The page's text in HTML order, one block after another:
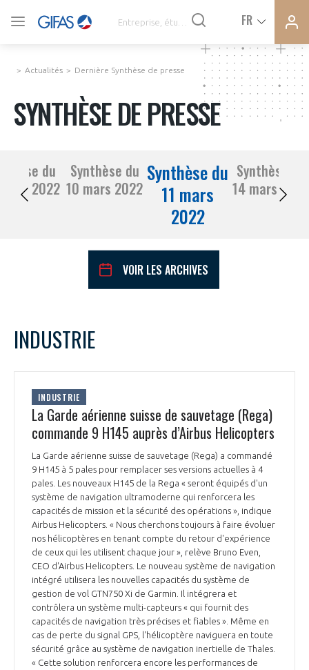
FR
SYNTHÈSE DE PRESSE
COMMUNIQUÉS DE PRESSE
PRÉSENTATION
NOTRE VISION
NOS MISSIONS
NOTRE HISTOIRE
ORGANISATION
LE CONSEIL DU GIFAS
L’ÉQUIPE DU GIFAS
NOS RÉSEAUX À L'INTERNATIONAL
FONCTIONNEMENT
GEADS
COMITÉ AERO PME
STARTAIR
COMMISSIONS ET COMITÉS
ACCOMPAGNEMENT DE NOS ADHÉRENTS
LES PROGRAMMES DU GIFAS
UN ÉCOSYSTÈME INTÉGRÉ ET COHÉRENT
POURQUOI DEVENIR MEMBRE ?
LA MÉDIATION
LA MÉDIATION DANS LA FILIÈRE AÉRONAUTIQUE ET SPATIALE
LE MÉDIATEUR DE LA FILIÈRE AÉRONAUTIQUE ET SPATIALE
LE SALON DU BOURGET
L'OBSERVATOIRE
Actualités Dernière Synthèse de presse
SYNTHÈSE DE PRESSE
du
09 mars 2022
Synthèse du
10 mars 2022
Synthèse du
11 mars
2022
Synthèse du
14 mars 2022
VOIR LES ARCHIVES
L
1 2 3 4 5
6
14
19
20
21
22 24 25 26
27
30
INDUSTRIE
INDUSTRIE
La Garde aérienne suisse de sauvetage (Rega)
commande 9 H145 auprès d’Airbus Helicopters
La Garde aérienne suisse de sauvetage (Rega) a commandé
9 H145 à 5 pales pour remplacer ses versions actuelles à 4
pales. Les nouveaux H145 de la Rega « seront équipés d'un
système de navigation ultramoderne qui renforcera les
capacités de mission et la sécurité des opérations », indique
Airbus Helicopters. « Nous cherchons toujours à faire évoluer
nos hélicoptères en tenant compte du retour d'expérience
de ceux qui les utilisent chaque jour », relève Bruno Even,
CEO d'Airbus Helicopters. Le nouveau système de navigation
intégré utilisera les nouvelles capacités du système de
gestion de vol GTN750 Xi de Garmin. Il intégrera et
contrôlera un système multi-capteurs « qui fournit des
capacités de navigation très précises et fiables ». Même en
cas de perte du signal GPS, l'hélicoptère naviguera en toute
sécurité grâce au système de navigation inertielle de Thales.
« Cette solution renforcera encore les performances de
VOUS ÊTES ADHÉRENTS
PAS ENCORE ADHÉRENT ?
Rejoignez une filière d’excellence et développez
Découvrez les avantages d'adhérer au GIFAS.
Rencontres, salons, données sectorielles,
programmes ...
DEMANDE D’ADHÉSION
DEMANDE D’ADHÉSION
Avez-vous un statut de droit français ?